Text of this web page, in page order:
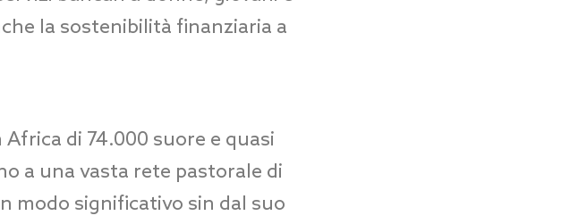
la sostenibilità finanziaria a
di 74.000 suore e quasi
a una vasta rete pastorale di
modo significativo sin dal suo